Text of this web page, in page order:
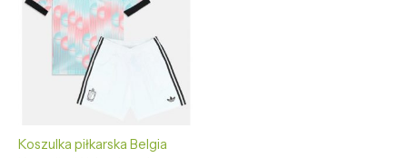
Koszulka piłkarska Belgia